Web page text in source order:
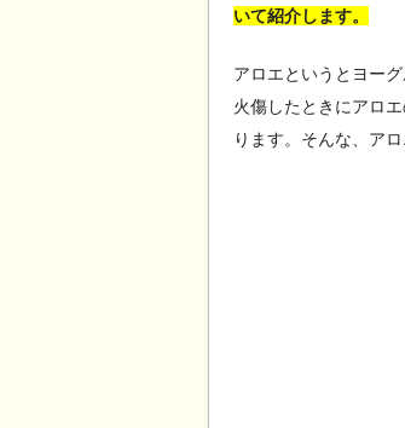
いて紹介します。
アロエというとヨー
火傷したときにアロ
ります。そんな、ア